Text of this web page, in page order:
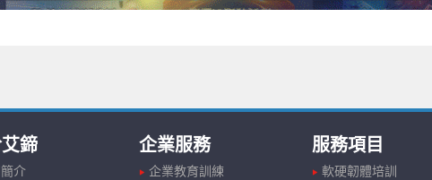
鍗
介
企業服務
企業教育訓練
服務項目
軟硬韌體培訓